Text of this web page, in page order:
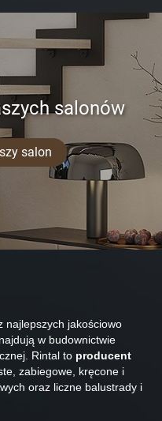
salonów
salon
najlepszych jakościowo
w budownictwie
Rintal to producent
zabiegowe, kręcone i
oraz liczne balustrady i